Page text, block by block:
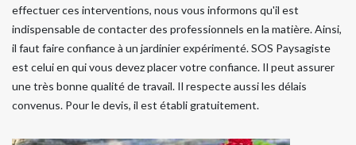
effectuer ces interventions, nous vous informons qu'il est
indispensable de contacter des professionnels en la matière. Ainsi,
il faut faire confiance à un jardinier expérimenté. SOS Paysagiste
est celui en qui vous devez placer votre confiance. Il peut assurer
une très bonne qualité de travail. Il respecte aussi les délais
convenus. Pour le devis, il est établi gratuitement.